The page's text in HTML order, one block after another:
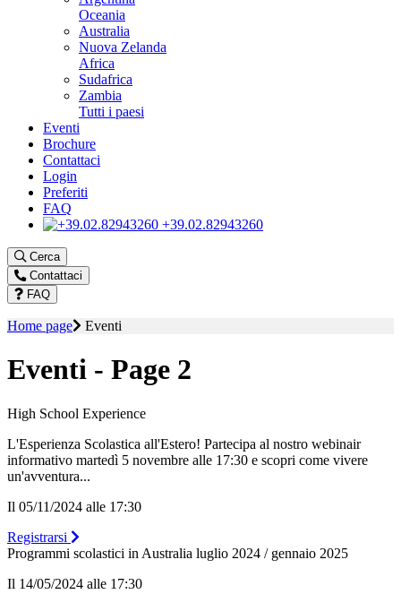
Oceania
Australia
Nuova Zelanda
Africa
Sudafrica
Zambia
Tutti i paesi
Eventi
Brochure
Contattaci
Login
Preferiti
FAQ
+39.02.82943260
Cerca
Contattaci
FAQ
Home page Eventi
Eventi - Page 2
High School Experience
L'Esperienza Scolastica all'Estero! Partecipa al nostro webinair
informativo martedì 5 novembre alle 17:30 e scopri come vivere
un'avventura...
Il 05/11/2024 alle 17:30
Registrarsi
Programmi scolastici in Australia luglio 2024 / gennaio 2025
Il 14/05/2024 alle 17:30